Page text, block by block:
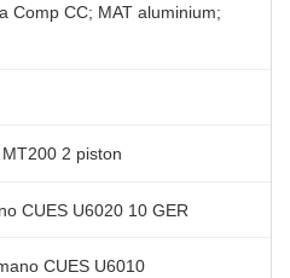
Comp CC; MAT aluminium;
2 piston
CUES U6020 10 GER
CUES U6010